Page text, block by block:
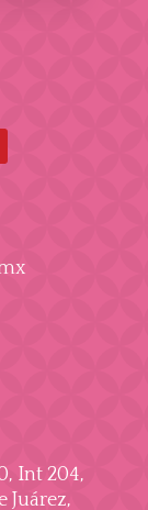
Int 204,
Juárez,